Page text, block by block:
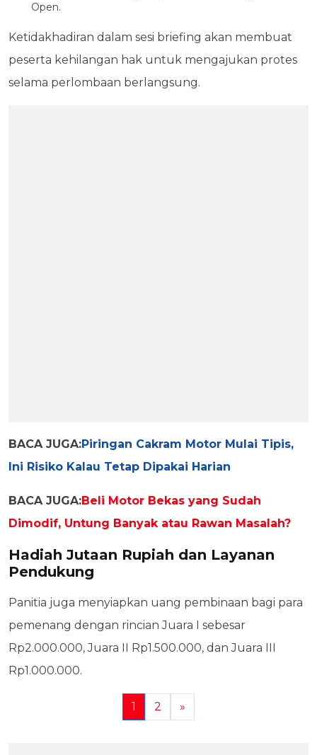
Open.
Ketidakhadiran dalam sesi briefing akan membuat
peserta kehilangan hak untuk mengajukan protes
selama perlombaan berlangsung.
BACA JUGA:Piringan Cakram Motor Mulai Tipis,
Ini Risiko Kalau Tetap Dipakai Harian
BACA JUGA:Beli Motor Bekas yang Sudah
Dimodif, Untung Banyak atau Rawan Masalah?
Hadiah Jutaan Rupiah dan Layanan
Pendukung
Panitia juga menyiapkan uang pembinaan bagi para
pemenang dengan rincian Juara I sebesar
Rp2.000.000, Juara II Rp1.500.000, dan Juara III
Rp1.000.000.
1 2 »